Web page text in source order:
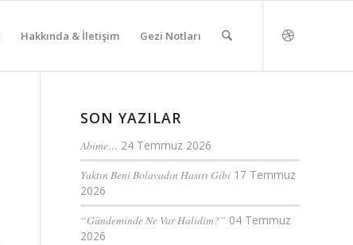
Hakkında & İletişim Gezi Notları
SON YAZILAR
Abime… 24 Temmuz 2026
Yaktın Beni Bolavadın Hasırı Gibi 17 Temmuz
2026
“Gündeminde Ne Var Halidim?” 04 Temmuz
2026